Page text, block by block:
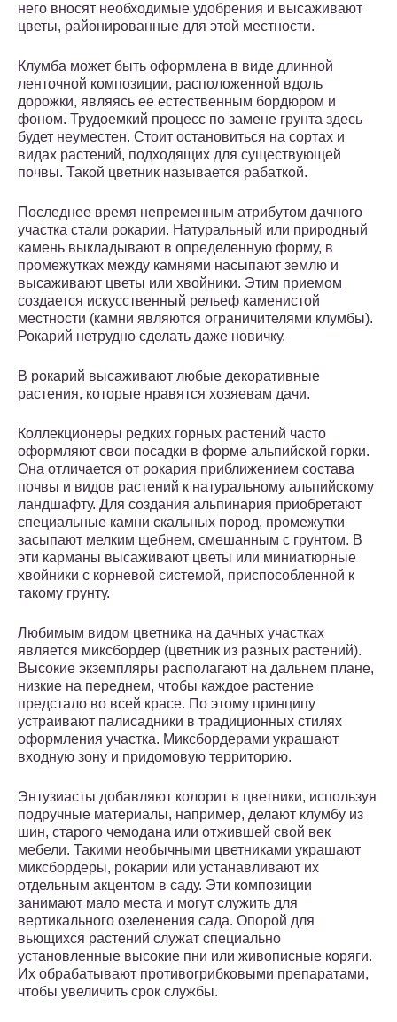
него вносят необходимые удобрения и высаживают
цветы, районированные для этой местности.
Клумба может быть оформлена в виде длинной
ленточной композиции, расположенной вдоль
дорожки, являясь ее естественным бордюром и
фоном. Трудоемкий процесс по замене грунта здесь
будет неуместен. Стоит остановиться на сортах и
видах растений, подходящих для существующей
почвы. Такой цветник называется рабаткой.
Последнее время непременным атрибутом дачного
участка стали рокарии. Натуральный или природный
камень выкладывают в определенную форму, в
промежутках между камнями насыпают землю и
высаживают цветы или хвойники. Этим приемом
создается искусственный рельеф каменистой
местности (камни являются ограничителями клумбы).
Рокарий нетрудно сделать даже новичку.
В рокарий высаживают любые декоративные
растения, которые нравятся хозяевам дачи.
Коллекционеры редких горных растений часто
оформляют свои посадки в форме альпийской горки.
Она отличается от рокария приближением состава
почвы и видов растений к натуральному альпийскому
ландшафту. Для создания альпинария приобретают
специальные камни скальных пород, промежутки
засыпают мелким щебнем, смешанным с грунтом. В
эти карманы высаживают цветы или миниатюрные
хвойники с корневой системой, приспособленной к
такому грунту.
Любимым видом цветника на дачных участках
является миксбордер (цветник из разных растений).
Высокие экземпляры располагают на дальнем плане,
низкие на переднем, чтобы каждое растение
предстало во всей красе. По этому принципу
устраивают палисадники в традиционных стилях
оформления участка. Миксбордерами украшают
входную зону и придомовую территорию.
Энтузиасты добавляют колорит в цветники, используя
подручные материалы, например, делают клумбу из
шин, старого чемодана или отжившей свой век
мебели. Такими необычными цветниками украшают
миксбордеры, рокарии или устанавливают их
отдельным акцентом в саду. Эти композиции
занимают мало места и могут служить для
вертикального озеленения сада. Опорой для
вьющихся растений служат специально
установленные высокие пни или живописные коряги.
Их обрабатывают противогрибковыми препаратами,
чтобы увеличить срок службы.